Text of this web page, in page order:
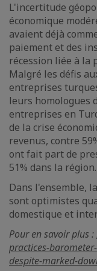
L'incertitude
économique
avaient déjà
paiement et des
récession liée à la
Malgré les défis
entreprises
leurs homologues
entreprises en
de la crise
revenus, contre
ont fait part de
51% dans la région.
Dans l'ensemble,
sont optimistes
domestique et
Pour en savoir plus :
practices-
despite-marked-